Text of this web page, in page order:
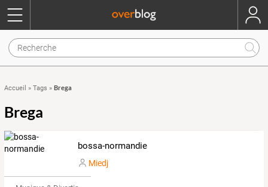
Accueil » Tags » Brega
Brega
bossa-normandie
Miedj